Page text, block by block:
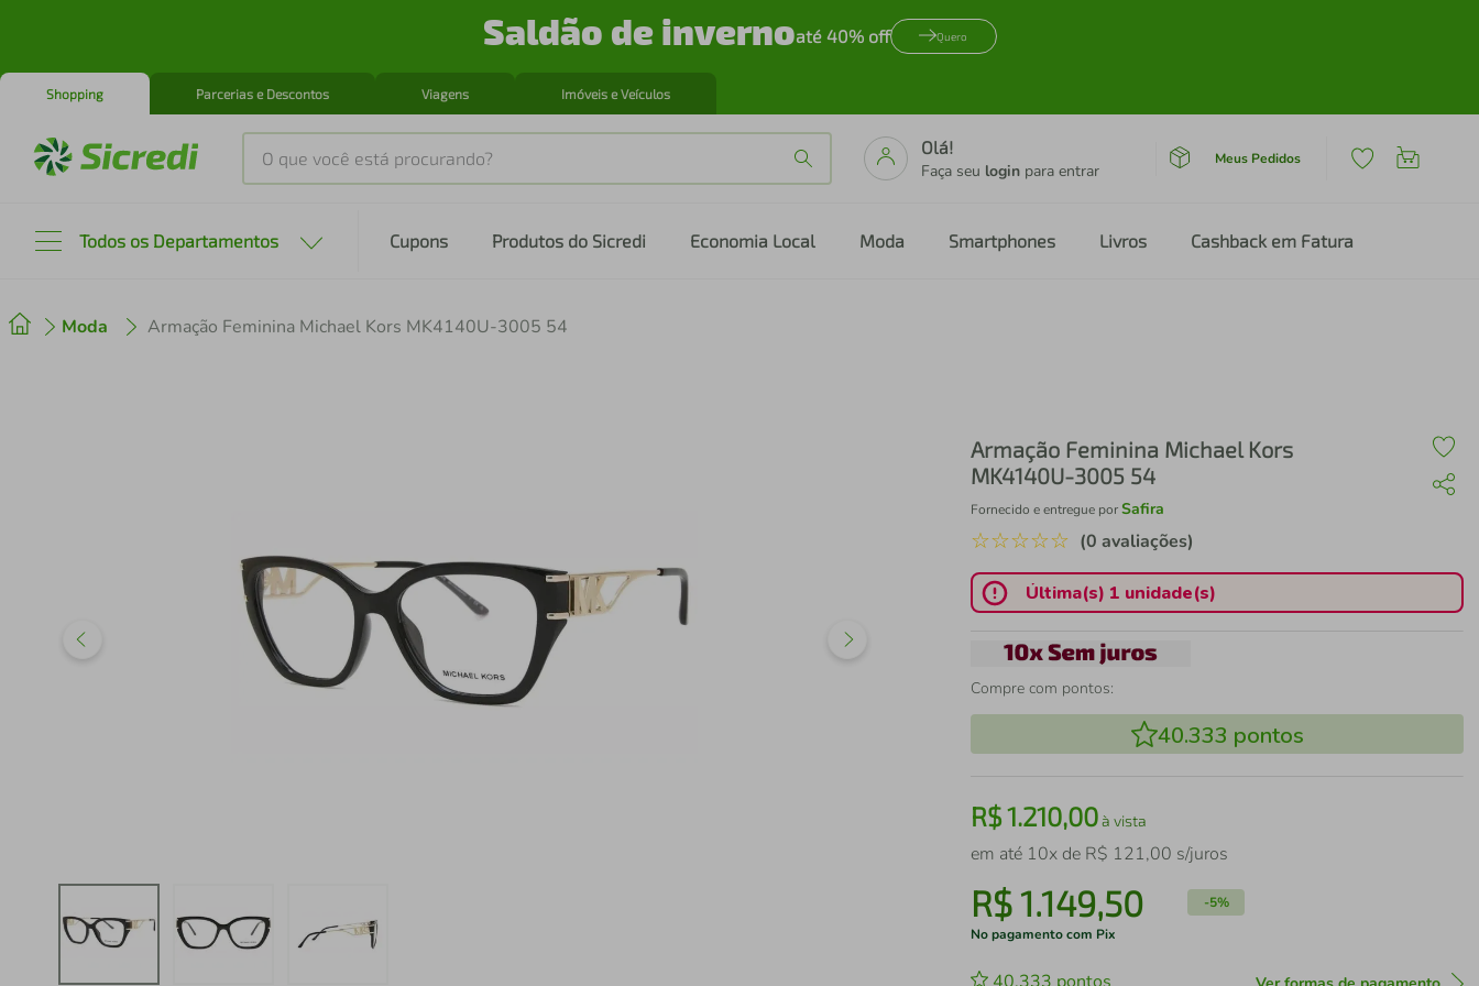
Saldão de invernoaté 40% off Quero
Shopping Parcerias e Descontos Viagens Imóveis e Veículos
O que você está procurando?
Olá!
Faça seu login para entrar
Meus Pedidos
Todos os Departamentos Cupons Produtos do Sicredi Economia Local Moda Smartphones Livros Cashback em Fatura
Moda Armação Feminina Michael Kors MK4140U-3005 54
Armação Feminina Michael Kors
MK4140U-3005 54
Fornecido e entregue porSafira
☆☆☆☆☆ (0 avaliações)
Última(s) 1 unidade(s)
Compre com pontos:
40.333 pontos
R$1.210,00à vista
em até 10x de R$ 121,00 s/juros
R$1.149,50 -5%
No pagamento com Pix
2º cafeteira